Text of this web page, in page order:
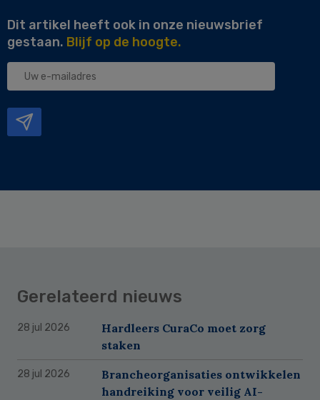
Dit artikel heeft ook in onze nieuwsbrief
gestaan. Blijf op de hoogte.
Uw
Gerelateerd nieuws
28 jul 2026
Hardleers CuraCo moet zorg
staken
28 jul 2026
Brancheorganisaties ontwikkelen
handreiking voor veilig AI-